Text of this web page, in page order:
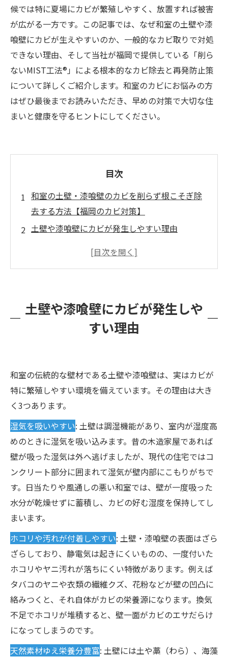
候では特に夏場にカビが繁殖しやすく、放置すれば被害
が広がる一方です。この記事では、なぜ和室の土壁や漆
喰壁にカビが生えやすいのか、一般的なカビ取りで対処
できない理由、そして当社が福岡で提供している「削ら
ないMIST工法®」による根本的なカビ除去と再発防止策
について詳しくご紹介します。和室のカビにお悩みの方
はぜひ最後までお読みいただき、早めの対策で大切な住
まいと健康を守るヒントにしてください。
目次
和室の土壁・漆喰壁のカビを削らず根こそぎ除
去する方法【福岡のカビ対策】
土壁や漆喰壁にカビが発生しやすい理由
一般的な清掃方法ではカビを完全に除去できな
施工事例ビフォーアフター：MIST工法®の効果
カビを放置するリスク：健康被害と構造への悪
よくある質問・対応エリア・ご相談の流れ
まとめ：和室のカビは早めの相談で安心・安全
を取り戻しましょう
土壁や漆喰壁にカビが発生しや
すい理由
和室の伝統的な壁材である土壁や漆喰壁は、実はカビが
特に繁殖しやすい環境を備えています。その理由は大き
く3つあります。
湿気を吸いやすい: 土壁は調湿機能があり、室内が湿度高
めのときに湿気を吸い込みます。昔の木造家屋であれば
壁が吸った湿気は外へ逃げましたが、現代の住宅ではコ
ンクリート部分に囲まれて湿気が壁内部にこもりがちで
す。日当たりや風通しの悪い和室では、壁が一度吸った
水分が乾燥せずに蓄積し、カビの好む湿度を保持してし
まいます。
ホコリや汚れが付着しやすい: 土壁・漆喰壁の表面はざら
ざらしており、静電気は起きにくいものの、一度付いた
ホコリやヤニ汚れが落ちにくい特徴があります。例えば
タバコのヤニや衣類の繊維クズ、花粉などが壁の凹凸に
絡みつくと、それ自体がカビの栄養源になります。換気
不足でホコリが堆積すると、壁一面がカビのエサだらけ
になってしまうのです。
天然素材ゆえ栄養分豊富: 土壁には土や藁（わら）、海藻